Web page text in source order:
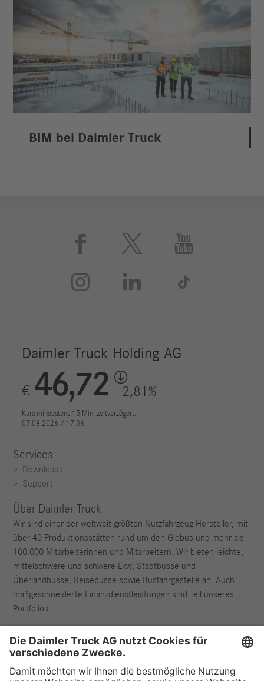
BIM bei Daimler Truck
 


 
Services
Downloads
Support
Über Daimler Truck
Wir sind einer der weltweit größten Nutzfahrzeug-Hersteller, mit
über 40 Produktionsstätten rund um den Globus und mehr als
100.000 Mitarbeiterinnen und Mitarbeitern. Wir bieten leichte,
mittelschwere und schwere Lkw, Stadtbusse und
Überlandbusse, Reisebusse sowie Busfahrgestelle an. Auch
maßgeschneiderte Finanzdienstleistungen sind Teil unseres
Portfolios.
Anbieter & Rechtliche Hinweise